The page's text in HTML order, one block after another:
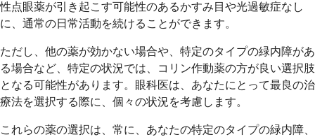
性点眼薬が引き起こす可能性のあるかすみ目や光過敏症なし
に、通常の日常活動を続けることができます。
ただし、他の薬が効かない場合や、特定のタイプの緑内障があ
る場合など、特定の状況では、コリン作動薬の方が良い選択肢
となる可能性があります。眼科医は、あなたにとって最良の治
療法を選択する際に、個々の状況を考慮します。
これらの薬の選択は、常に、あなたの特定のタイプの緑内障、